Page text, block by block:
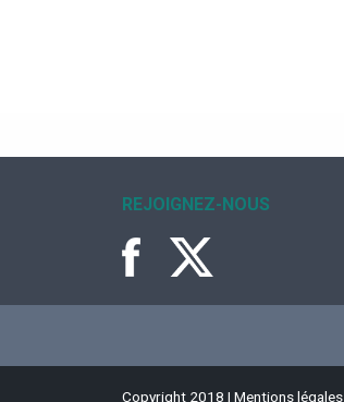
REJOIGNEZ-NOUS
Copyright 2018 | Mentions légales